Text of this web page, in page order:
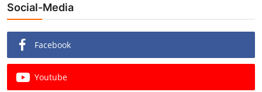
Social-Media
Facebook
Youtube